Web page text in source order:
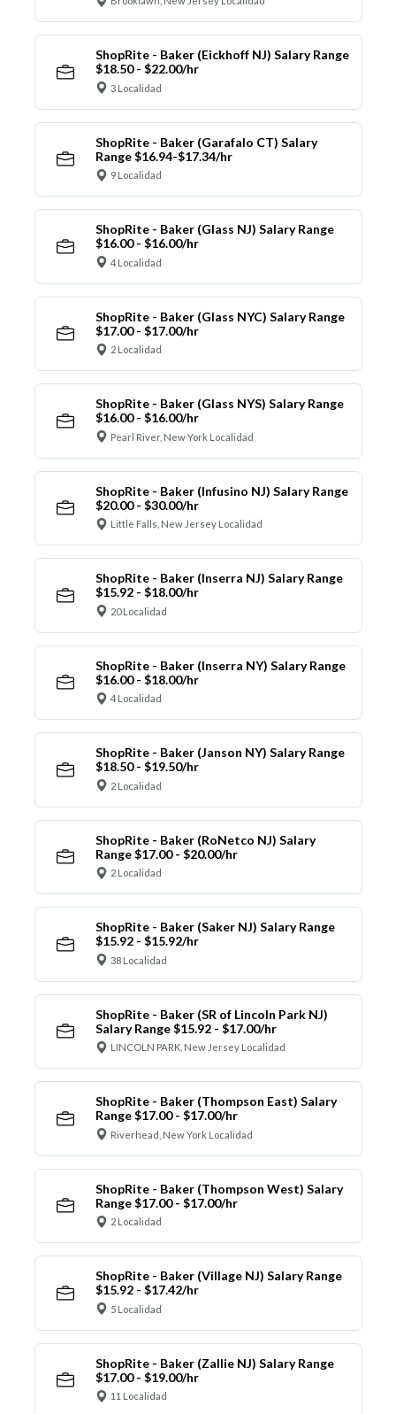
ShopRite - Baker (Eickhoff NJ) Salary Range
$18.50 - $22.00/hr
3 Localidad
ShopRite - Baker (Garafalo CT) Salary
Range $16.94-$17.34/hr
9 Localidad
ShopRite - Baker (Glass NJ) Salary Range
$16.00 - $16.00/hr
4 Localidad
ShopRite - Baker (Glass NYC) Salary Range
$17.00 - $17.00/hr
2 Localidad
ShopRite - Baker (Glass NYS) Salary Range
$16.00 - $16.00/hr
Pearl River, New York Localidad
ShopRite - Baker (Infusino NJ) Salary Range
$20.00 - $30.00/hr
Little Falls, New Jersey Localidad
ShopRite - Baker (Inserra NJ) Salary Range
$15.92 - $18.00/hr
20 Localidad
ShopRite - Baker (Inserra NY) Salary Range
$16.00 - $18.00/hr
4 Localidad
ShopRite - Baker (Janson NY) Salary Range
$18.50 - $19.50/hr
2 Localidad
ShopRite - Baker (RoNetco NJ) Salary
Range $17.00 - $20.00/hr
2 Localidad
ShopRite - Baker (Saker NJ) Salary Range
$15.92 - $15.92/hr
38 Localidad
ShopRite - Baker (SR of Lincoln Park NJ)
Salary Range $15.92 - $17.00/hr
LINCOLN PARK, New Jersey Localidad
ShopRite - Baker (Thompson East) Salary
Range $17.00 - $17.00/hr
Riverhead, New York Localidad
ShopRite - Baker (Thompson West) Salary
Range $17.00 - $17.00/hr
2 Localidad
ShopRite - Baker (Village NJ) Salary Range
$15.92 - $17.42/hr
5 Localidad
ShopRite - Baker (Zallie NJ) Salary Range
$17.00 - $19.00/hr
11 Localidad